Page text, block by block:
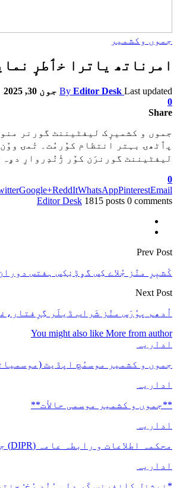
جموں وکشمیر
امرناتھ یاترا خٲطرٕ
By Editor Desk Last updated
جون 30, 2025
0
Share
جموں و کشمیرٕک لیفٹیننٹ گورنر
پٲٹھۍ بہتر انتظام کوٚرمُت۔ تٔمۍ
لیفٹیننٹ گورنرَن کوٚر ژٔنٛدٕروارِ
0
Google+ReddItWhatsAppPinterestEmail
Editor Desk 1815 posts 0 comments
Prev Post
کٔشیٖرِ منٛز جُلاے کِس گۄڈٕنِکِس ہفتس
Next Post
اُدھم پوٗرَس منٛز شَراب ڈیلَر
You might also like More from author
اداریہ
جموں و کشمیر موسمُچ اپڈیٹ
اداریہ
**جموں و كشمیر موسمی حالأت**
اداریہ
محکمہ اطلاعات و رابطہ عامہ (DIPR) جموں و کشمیر حکومت طرفہ بڑس پیمانس پیٹھ 17(سدہن)…
اداریہ
*نیشنل کانفرنس کَرِ دِلہِ ہُنٛد رُخ: